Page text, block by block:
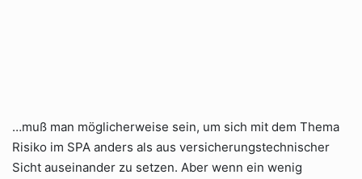
…muß man möglicherweise sein, um sich mit dem Thema
Risiko im SPA anders als aus versicherungstechnischer
Sicht auseinander zu setzen. Aber wenn ein wenig